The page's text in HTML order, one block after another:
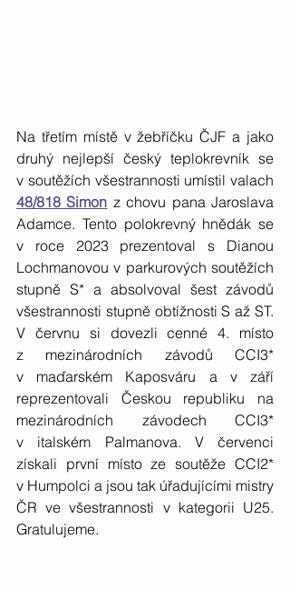
Na třetím místě v žebříčku ČJF a jako
druhý nejlepší český teplokrevník se
48/818 Simon z chovu pana Jaroslava
Adamce. Tento polokrevný hnědák se
v roce 2023 prezentoval s Dianou
Lochmanovou v parkurových soutěžích
stupně S* a absolvoval šest závodů
všestrannosti stupně obtížnosti S až ST.
V červnu si dovezli cenné 4. místo
z mezinárodních závodů CCI3*
v maďarském Kaposváru a v září
reprezentovali Českou republiku na
mezinárodních závodech CCI3*
v italském Palmanova. V červenci
získali první místo ze soutěže CCI2*
v Humpolci a jsou tak úřadujícími mistry
ČR ve všestrannosti v kategorii U25.
Gratulujeme.